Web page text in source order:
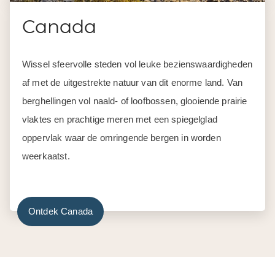
Canada
Wissel sfeervolle steden vol leuke bezienswaardigheden
af met de uitgestrekte natuur van dit enorme land. Van
berghellingen vol naald- of loofbossen, glooiende prairie
vlaktes en prachtige meren met een spiegelglad
oppervlak waar de omringende bergen in worden
weerkaatst.
Ontdek Canada